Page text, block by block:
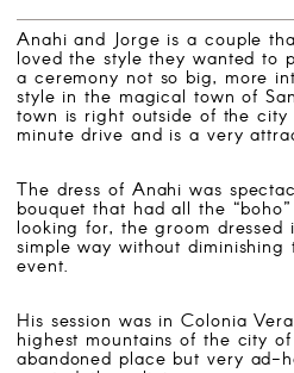
Anahi and Jorge is a couple
loved the style they wanted to
a ceremony not so big, more
style in the magical town of
town is right outside of the
minute drive and is a very
The dress of Anahi was
bouquet that had all the
looking for, the groom dressed
simple way without
event.
His session was in Colonia
highest mountains of the city
abandoned place but very ad-